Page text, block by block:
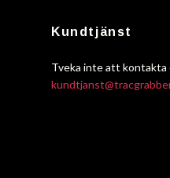
Kundtjänst
Tveka inte att kontakta